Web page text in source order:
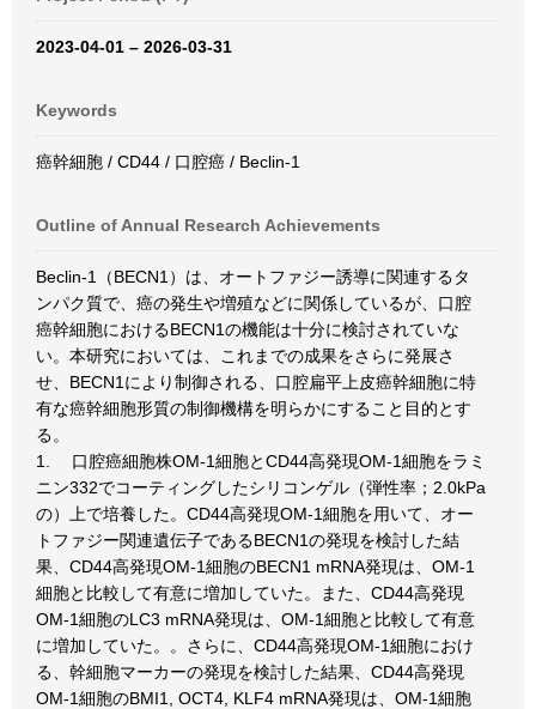
2023-04-01 – 2026-03-31
Keywords
癌幹細胞 / CD44 / 口腔癌 / Beclin-1
Outline of Annual Research Achievements
Beclin-1（BECN1）は、オートファジー誘導に関連するタ
ンパク質で、癌の発生や増殖などに関係しているが、口腔
癌幹細胞におけるBECN1の機能は十分に検討されていな
い。本研究においては、これまでの成果をさらに発展さ
せ、BECN1により制御される、口腔扁平上皮癌幹細胞に特
有な癌幹細胞形質の制御機構を明らかにすること目的とす
る。
1. 口腔癌細胞株OM-1細胞とCD44高発現OM-1細胞をラミ
ニン332でコーティングしたシリコンゲル（弾性率；2.0kPa
の）上で培養した。CD44高発現OM-1細胞を用いて、オー
トファジー関連遺伝子であるBECN1の発現を検討した結
果、CD44高発現OM-1細胞のBECN1 mRNA発現は、OM-1
細胞と比較して有意に増加していた。また、CD44高発現
OM-1細胞のLC3 mRNA発現は、OM-1細胞と比較して有意
に増加していた。。さらに、CD44高発現OM-1細胞におけ
る、幹細胞マーカーの発現を検討した結果、CD44高発現
OM-1細胞のBMI1, OCT4, KLF4 mRNA発現は、OM-1細胞